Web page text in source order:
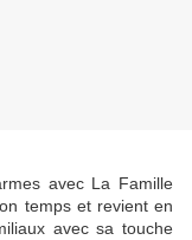
avec La Famille
temps et revient en
avec sa touche